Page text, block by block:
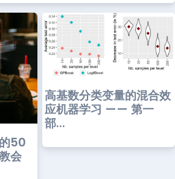
50
会
高基数分类变量的混合效
应机器学习 —— 第一
部...